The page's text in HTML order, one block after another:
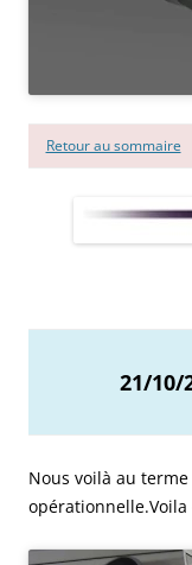
Retour au sommaire
21/
Nous voilà au